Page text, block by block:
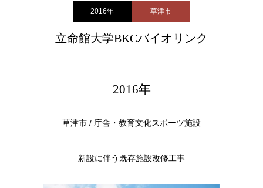
2016年 草津市
立命館大学BKCバイオリンク
2016年
草津市 / 庁舎・教育文化スポーツ施設
新設に伴う既存施設改修工事